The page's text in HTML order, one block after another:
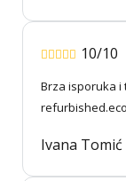
10/10
Brza isporuka i
Ivana Tomić